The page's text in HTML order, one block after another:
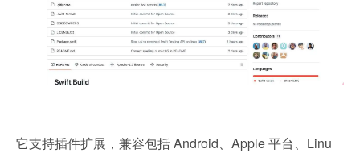
它支持插件扩展，兼容包括 Android、Apple 平台、Linu